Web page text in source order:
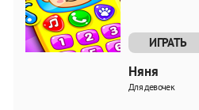
ИГРАТЬ
Няня
Для девочек